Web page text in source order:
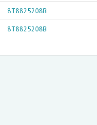
8T8825208B
8T8825208B